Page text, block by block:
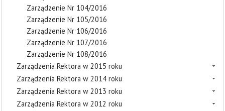
Zarządzenie Nr 104/2016
Zarządzenie Nr 105/2016
Zarządzenie Nr 106/2016
Zarządzenie Nr 107/2016
Zarządzenie Nr 108/2016
Zarządzenia Rektora w 2015 roku
Zarządzenia Rektora w 2014 roku
Zarządzenia Rektora w 2013 roku
Zarządzenia Rektora w 2012 roku